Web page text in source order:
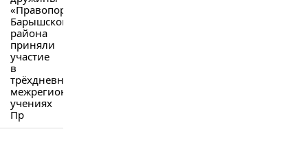
«Правопорядок»
Барышского
района
приняли
участие
в
трёхдневных
межрегиональных
учениях
Пр